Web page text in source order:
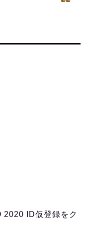
2020 ID仮登録をク